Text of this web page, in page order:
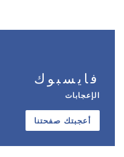
فايسبوك
الإعجابات
أعجبتك صفحتنا